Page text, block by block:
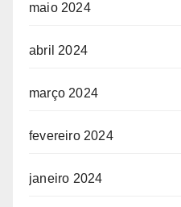
maio 2024
abril 2024
março 2024
fevereiro 2024
janeiro 2024